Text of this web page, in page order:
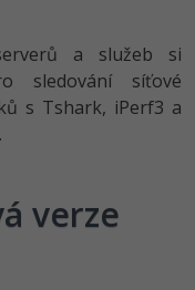
a služeb si
sledování síťové
s Tshark, iPerf3 a
verze